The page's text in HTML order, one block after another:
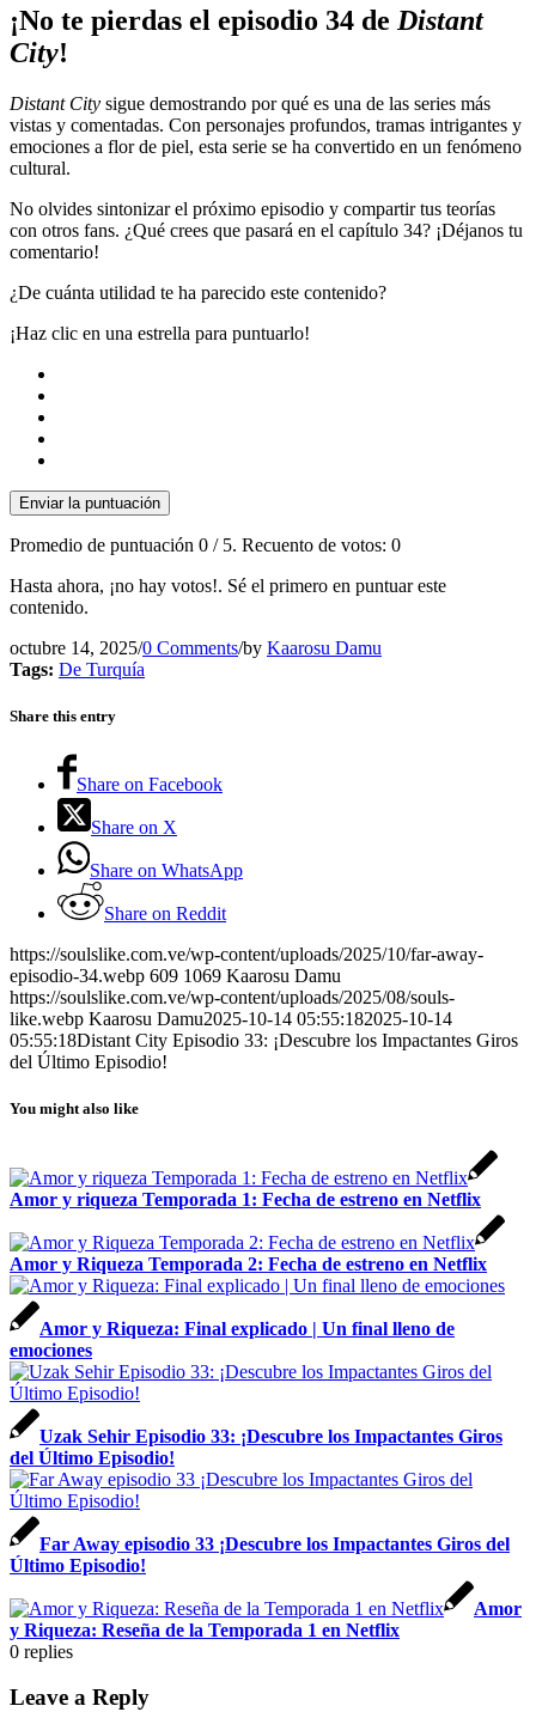
¡No te pierdas el episodio 34 de Distant
City!
Distant City sigue demostrando por qué es una de las series más
vistas y comentadas. Con personajes profundos, tramas intrigantes y
emociones a flor de piel, esta serie se ha convertido en un fenómeno
cultural.
No olvides sintonizar el próximo episodio y compartir tus teorías
con otros fans. ¿Qué crees que pasará en el capítulo 34? ¡Déjanos tu
comentario!
¿De cuánta utilidad te ha parecido este contenido?
¡Haz clic en una estrella para puntuarlo!
Enviar la puntuación
Promedio de puntuación 0 / 5. Recuento de votos: 0
Hasta ahora, ¡no hay votos!. Sé el primero en puntuar este
contenido.
octubre 14, 2025/0 Comments/by Kaarosu Damu
Tags: De Turquía
Share this entry
Share on Facebook
Share on X
Share on WhatsApp
Share on Reddit
https://soulslike.com.ve/wp-content/uploads/2025/10/far-away-
episodio-34.webp 609 1069 Kaarosu Damu
https://soulslike.com.ve/wp-content/uploads/2025/08/souls-
like.webp Kaarosu Damu2025-10-14 05:55:182025-10-14
05:55:18Distant City Episodio 33: ¡Descubre los Impactantes Giros
del Último Episodio!
You might also like
Amor y riqueza Temporada 1: Fecha de estreno en Netflix
Amor y Riqueza Temporada 2: Fecha de estreno en Netflix
Amor y Riqueza: Final explicado | Un final lleno de
emociones
Uzak Sehir Episodio 33: ¡Descubre los Impactantes Giros
del Último Episodio!
Far Away episodio 33 ¡Descubre los Impactantes Giros del
Último Episodio!
Amor
y Riqueza: Reseña de la Temporada 1 en Netflix
0 replies
Leave a Reply